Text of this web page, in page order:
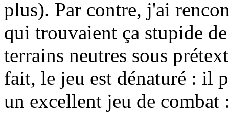
plus). Par contre, j'ai
qui trouvaient ça stupide
terrains neutres sous
fait, le jeu est dénaturé : il
un excellent jeu de combat